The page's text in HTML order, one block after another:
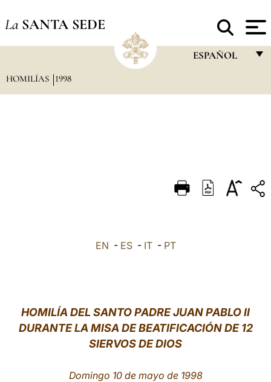
La SANTA SEDE
ESPAÑOL
DEUTSCH
HOMILÍAS 1998
EN - ES- IT- PT
HOMILÍA DEL SANTO PADRE JUAN PABLO II
DURANTE LA MISA DE BEATIFICACIÓN DE 12
SIERVOS DE DIOS
Domingo 10 de mayo de 1998